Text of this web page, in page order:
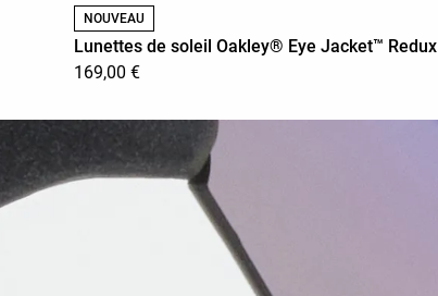
NOUVEAU
Lunettes de soleil Oakley® Eye Jacket™ Redux
169,00 €